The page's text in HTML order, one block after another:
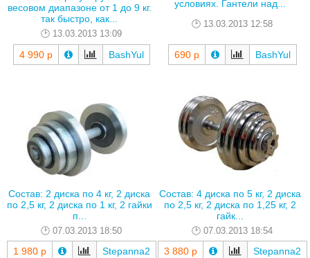
весовом диапазоне от 1 до 9 кг.
так быстро, как...
13.03.2013 13:09
4 990 р BashYul
условиях. Гантели над...
13.03.2013 12:58
690 р BashYul
Состав: 2 диска по 4 кг, 2 диска
по 2,5 кг, 2 диска по 1 кг, 2 гайки
п...
07.03.2013 18:50
1 980 р Stepanna2
Состав: 4 диска по 5 кг, 2 диска
по 2,5 кг, 2 диска по 1,25 кг, 2
гайк...
07.03.2013 18:54
3 880 р Stepanna2